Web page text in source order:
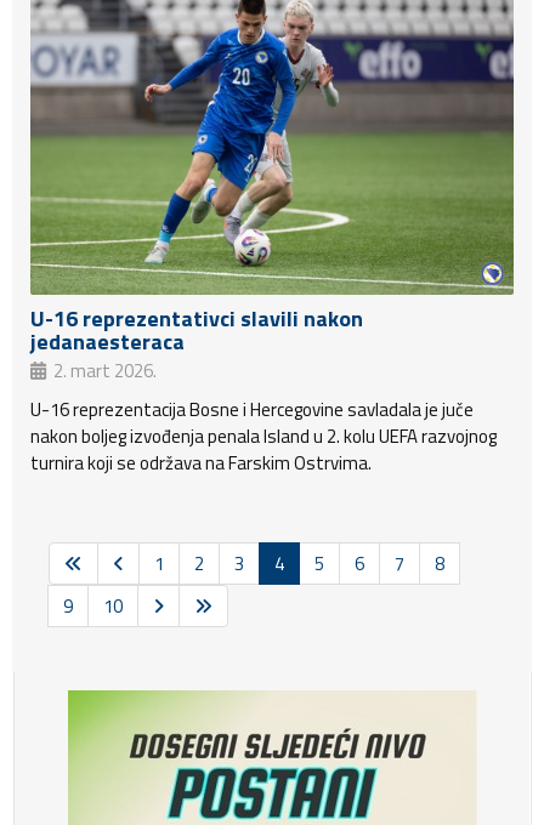
U-16 reprezentativci slavili nakon
jedanaesteraca
2. mart 2026.
U-16 reprezentacija Bosne i Hercegovine savladala je juče
nakon boljeg izvođenja penala Island u 2. kolu UEFA razvojnog
turnira koji se održava na Farskim Ostrvima.
1 2 3 4 5 6 7
8
9
10